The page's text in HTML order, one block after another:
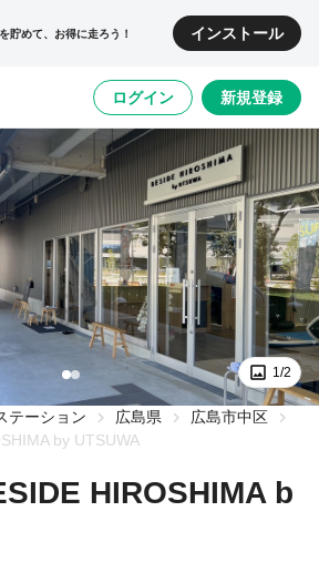
貯めて、お得に走ろう！ インストール
ログイン 新規登録
1/2
テーション 広島県
広島市中区
by UTSUWA
HIROSHIMA b